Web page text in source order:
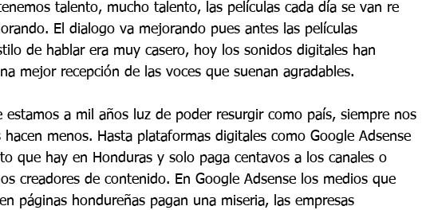
talento, mucho talento, las películas cada día se van re
El dialogo va mejorando pues antes las películas
de hablar era muy casero, hoy los sonidos digitales han
mejor recepción de las voces que suenan agradables.
estamos a mil años luz de poder resurgir como país, siempre nos
menos. Hasta plataformas digitales como Google Adsense
que hay en Honduras y solo paga centavos a los canales o
creadores de contenido. En Google Adsense los medios que
páginas hondureñas pagan una miseria, las empresas